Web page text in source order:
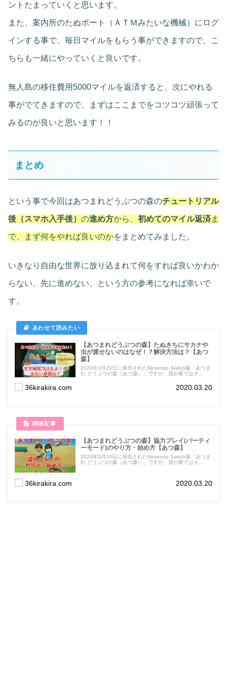
ントたまっていくと思います。
また、案内所のたぬポート（ＡＴＭみたいな機械）にログ
インする事で、毎日マイルをもらう事ができますので、こ
ちらも一緒にやっていくと良いです。
無人島の移住費用5000マイルを返済すると、次にやれる
事がでてきますので、まずはここまでをコツコツ頑張って
みるのが良いと思います！！
まとめ
という事で今回はあつまれどうぶつの森のチュートリアル
後（スマホ入手後） の進め方から、 初めてのマイル返済ま
で、まず何をやれば良いのかをまとめてみました。
いきなり自由な世界に放り込まれて何をすれば良いかわか
らない、先に進めない、という方の参考になれば幸いで
す。
【あつまれどうぶつの森】たぬきちにサカナや
虫が渡せないのはなぜ！？解決方法は？【あつ
森】
2020年3月20日に発売されたNintendo Switch版「あつま
れ どうぶつの森（あつ森）」ですが、我が家ではさ...
36kirakira.com 2020.03.20
【あつまれどうぶつの森】協力プレイ(パーティ
ーモード)のやり方・始め方【あつ森】
2020年3月20日に発売されたNintendo Switch版「あつま
れ どうぶつの森（あつ森）」ですが、我が家ではさ...
36kirakira.com 2020.03.20